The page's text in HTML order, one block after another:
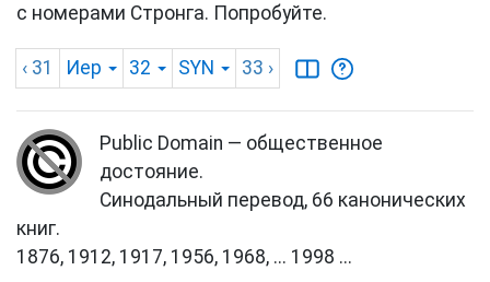
с номерами Стронга. Попробуйте.
‹ 31 Иер 32 SYN 33 ›
Public Domain — общественное
достояние.
Синодальный перевод, 66 канонических
книг.
1876, 1912, 1917, 1956, 1968, ... 1998 ...